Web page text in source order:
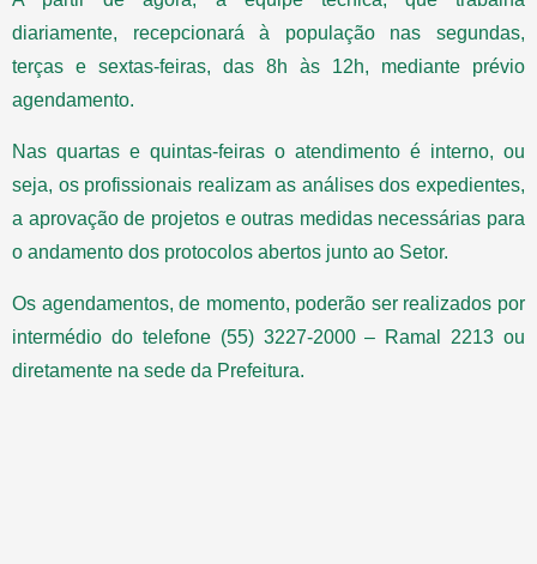
diariamente, recepcionará à população nas segundas,
terças e sextas-feiras, das 8h às 12h, mediante prévio
agendamento.
Nas quartas e quintas-feiras o atendimento é interno, ou
seja, os profissionais realizam as análises dos expedientes,
a aprovação de projetos e outras medidas necessárias para
o andamento dos protocolos abertos junto ao Setor.
Os agendamentos, de momento, poderão ser realizados por
intermédio do telefone (55) 3227-2000 – Ramal 2213 ou
diretamente na sede da Prefeitura.